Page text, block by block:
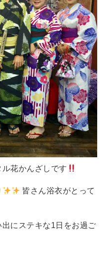
花かんざしです
皆さん浴衣がとって
にステキな1日をお過ご